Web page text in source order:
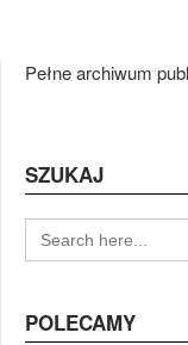
Pełne archiwum
SZUKAJ
SEARCH
FOR:
POLECAMY